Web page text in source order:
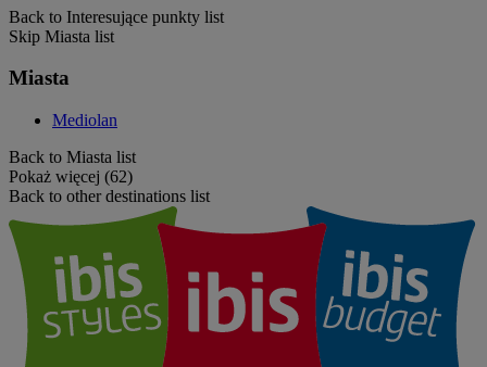
Back to Interesujące punkty list
Skip Miasta list
Miasta
Mediolan
Back to Miasta list
Pokaż więcej (62)
Back to other destinations list